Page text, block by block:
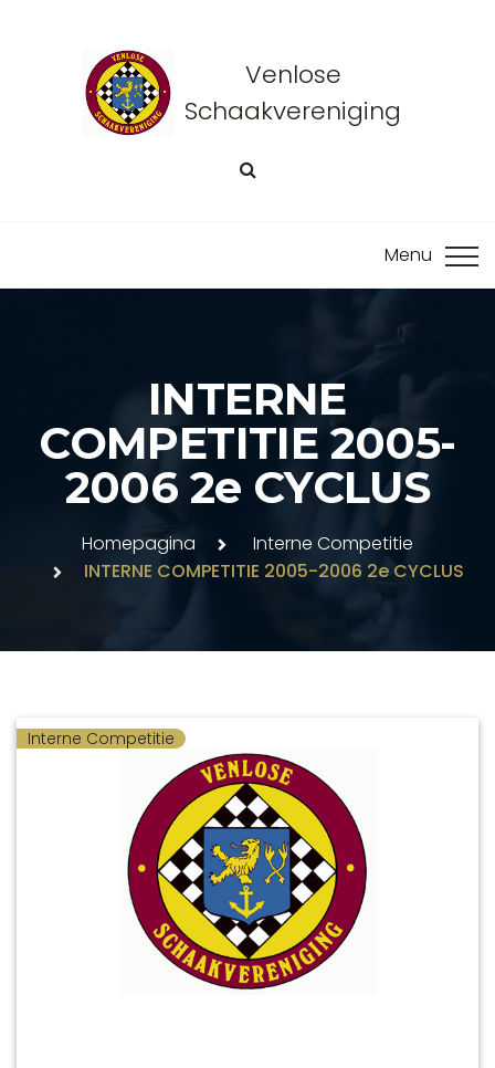
Venlose
Schaakvereniging
INTERNE
COMPETITIE 2005-
2006 2e CYCLUS
Homepagina
Interne Competitie
INTERNE COMPETITIE 2005-2006 2e CYCLUS
Interne Competitie